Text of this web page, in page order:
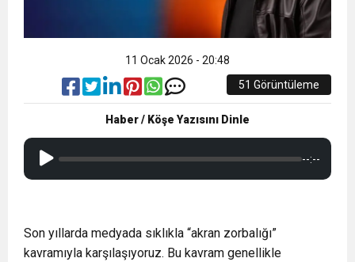
11 Ocak 2026 - 20:48
51 Görüntüleme
Haber / Köşe Yazısını Dinle
--:--
Son yıllarda medyada sıklıkla “akran zorbalığı”
kavramıyla karşılaşıyoruz. Bu kavram genellikle